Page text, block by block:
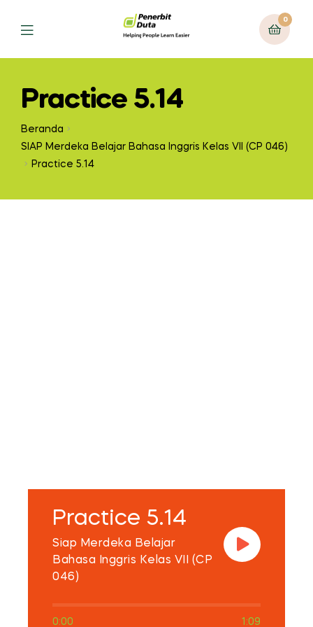
0
Practice 5.14
Beranda
SIAP Merdeka Belajar Bahasa Inggris Kelas VII (CP 046)
Practice 5.14
Practice 5.14
Siap Merdeka Belajar
Bahasa Inggris Kelas VII (CP
046)
0:00 1:09